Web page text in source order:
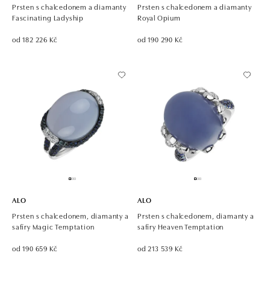
Prsten s chalcedonem a diamanty
Fascinating Ladyship
od 182 226 Kč
Prsten s chalcedonem a diamanty
Royal Opium
od 190 290 Kč
ALO
Prsten s chalcedonem, diamanty a
safíry Magic Temptation
od 190 659 Kč
ALO
Prsten s chalcedonem, diamanty a
safíry Heaven Temptation
od 213 539 Kč